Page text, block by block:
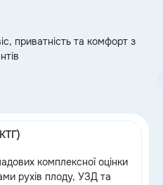
приватність та комфорт з
комплексної оцінки
рухів плоду, УЗД та